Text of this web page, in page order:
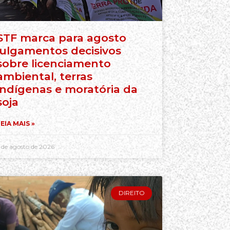
marca para agosto
decisivos
licenciamento
terras
e moratória da
MAIS »
de agosto de 2026
DIREITO